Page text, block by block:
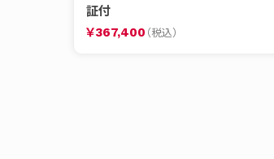
証付
￥367,400